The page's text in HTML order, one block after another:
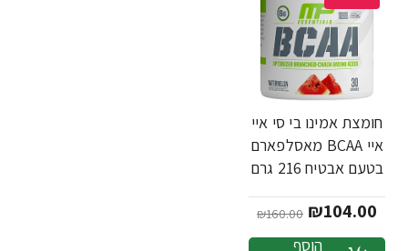
חומצת אמינו בי סי איי
איי BCAA מאסלפארם
בטעם אבטיח 216 גרם
MusclePharm
₪104.00
₪160.00
הוסף